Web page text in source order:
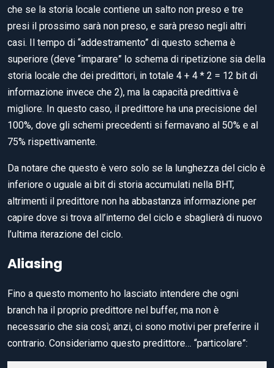
che se la storia locale contiene un salto non preso e tre
presi il prossimo sarà non preso, e sarà preso negli altri
casi. Il tempo di “addestramento” di questo schema è
superiore (deve “imparare” lo schema di ripetizione sia della
storia locale che dei predittori, in totale 4 + 4 * 2 = 12 bit di
informazione invece che 2), ma la capacità predittiva è
migliore. In questo caso, il predittore ha una precisione del
100%, dove gli schemi precedenti si fermavano al 50% e al
75% rispettivamente.
Da notare che questo è vero solo se la lunghezza del ciclo è
inferiore o uguale ai bit di storia accumulati nella BHT,
altrimenti il predittore non ha abbastanza informazione per
capire dove si trova all’interno del ciclo e sbaglierà di nuovo
l’ultima iterazione del ciclo.
Aliasing
Fino a questo momento ho lasciato intendere che ogni
branch ha il proprio predittore nel buffer, ma non è
necessario che sia così; anzi, ci sono motivi per preferire il
contrario. Consideriamo questo predittore… “particolare”: